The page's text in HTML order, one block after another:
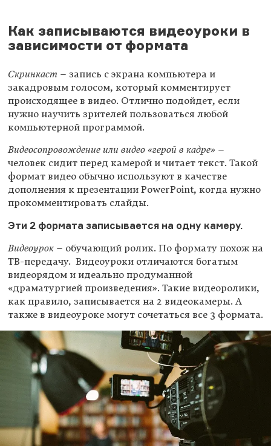
Как записываются видеоуроки в
зависимости от формата
Скринкаст – запись с экрана компьютера и
закадровым голосом, который комментирует
происходящее в видео. Отлично подойдет, если
нужно научить зрителей пользоваться любой
компьютерной программой.
Видеосопровождение или видео «герой в кадре» –
человек сидит перед камерой и читает текст. Такой
формат видео обычно используют в качестве
дополнения к презентации PowerPoint, когда нужно
прокомментировать слайды.
Эти 2 формата записывается на одну камеру.
Видеоурок – обучающий ролик. По формату похож на
ТВ-передачу. Видеоуроки отличаются богатым
видеорядом и идеально продуманной
«драматургией произведения». Такие видеоролики,
как правило, записывается на 2 видеокамеры. А
также в видеоуроке могут сочетаться все 3 формата.